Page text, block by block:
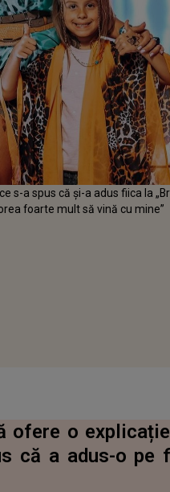
s-a spus că și-a adus fiica la
foarte mult să vină cu mine”
ofere o
că a adus-o pe